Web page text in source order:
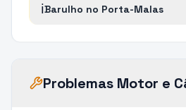
ℹ️Barulho no Porta-Malas
Problemas Motor e